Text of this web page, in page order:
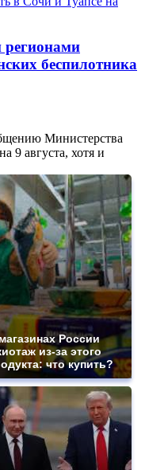
беспилотника
Министерства
9 августа, хотя и
России
из-за этого
что купить?